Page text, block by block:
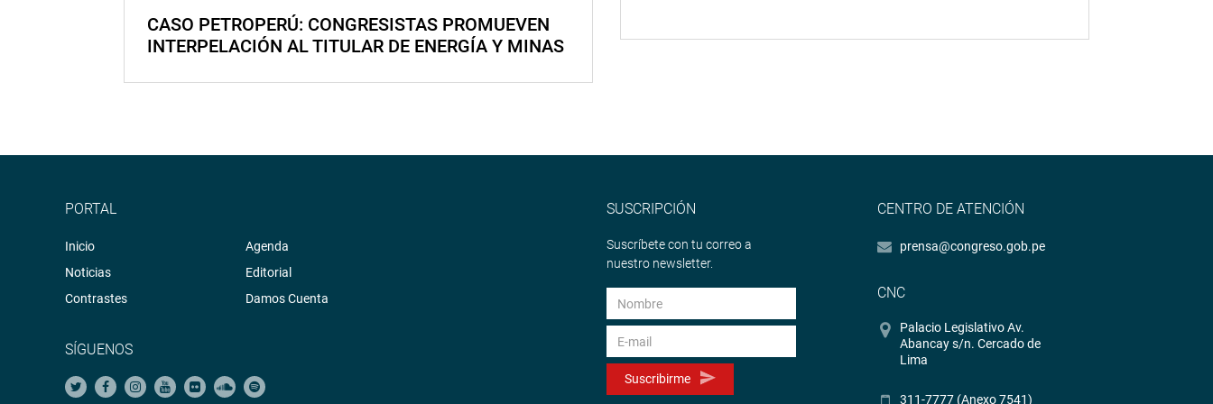
CASO PETROPERÚ: CONGRESISTAS PROMUEVEN
INTERPELACIÓN AL TITULAR DE ENERGÍA Y MINAS
PORTAL
Inicio
Noticias
Contrastes
Agenda
Editorial
Damos Cuenta
SÍGUENOS
SUSCRIPCIÓN
Suscríbete con tu correo a
nuestro newsletter.
Suscribirme
CENTRO DE ATENCIÓN
prensa@congreso.gob.pe
CNC
Palacio Legislativo Av.
Abancay s/n. Cercado de
Lima
311-7777 (Anexo 7541)